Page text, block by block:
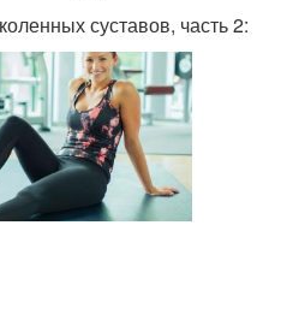
суставов, часть 2: